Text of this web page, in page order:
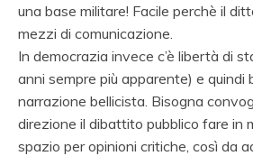
una base militare! Facile perchè il
mezzi di comunicazione.
In democrazia invece c’è libertà di
anni sempre più apparente) e quindi
narrazione bellicista. Bisogna
direzione il dibattito pubblico fare in
spazio per opinioni critiche, così da